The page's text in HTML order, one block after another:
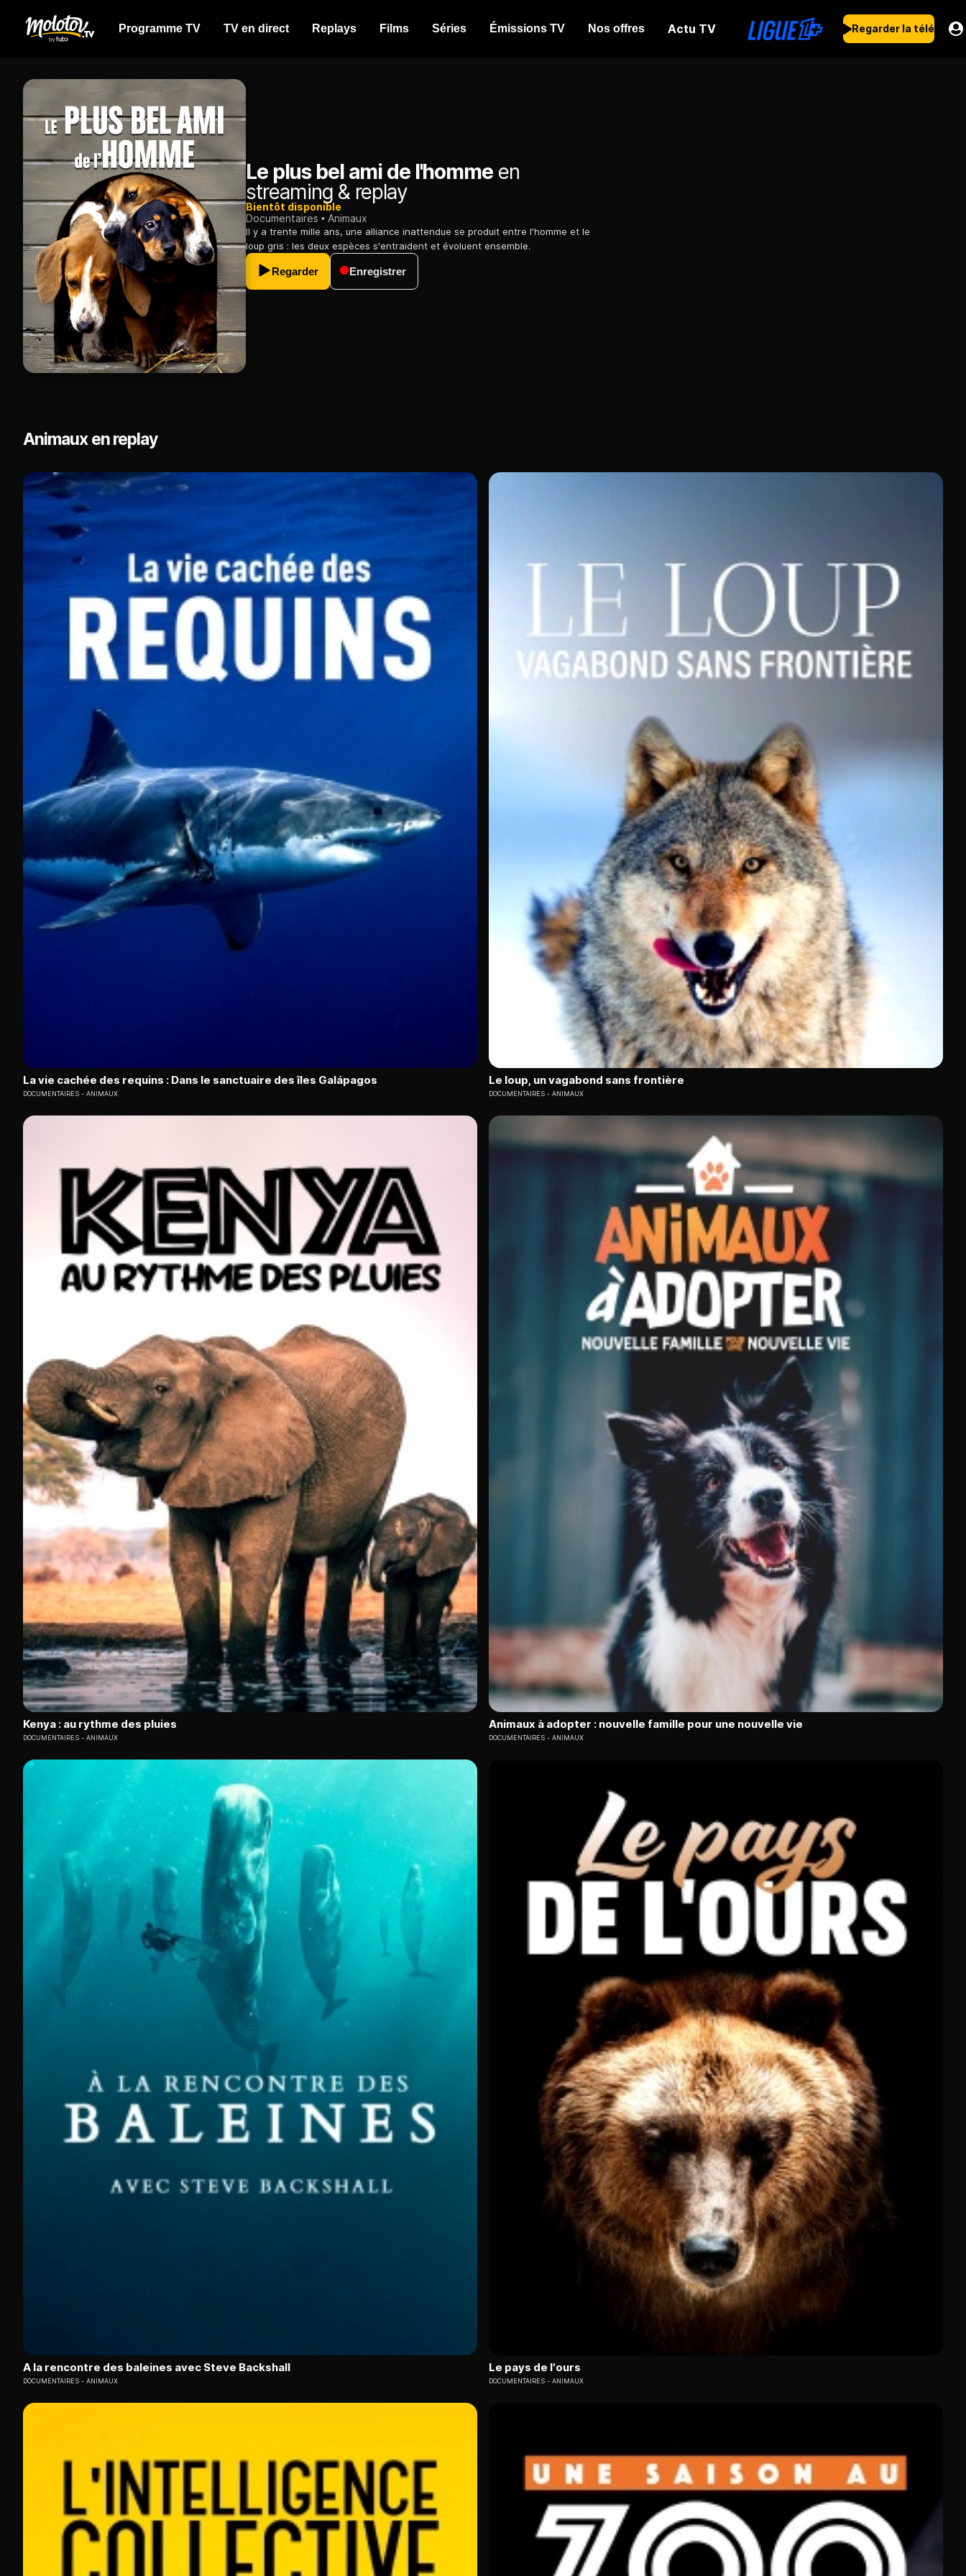
Programme TV TV en direct Replays Films Séries Émissions TV Nos offres Actu TV Regarder la télé
Le plus bel ami de l'hommeen
streaming & replay
Bientôt disponible
Documentaires
Animaux
Il y a trente mille ans, une alliance inattendue se produit entre l'homme et le
loup gris : les deux espèces s'entraident et évoluent ensemble.
Regarder Enregistrer
Animaux en replay
La vie cachée des requins : Dans le sanctuaire des îles Galápagos
DOCUMENTAIRES ANIMAUX
Le loup, un vagabond sans frontière
DOCUMENTAIRES ANIMAUX
Kenya : au rythme des pluies
DOCUMENTAIRES ANIMAUX
Animaux à adopter : nouvelle famille pour une nouvelle vie
DOCUMENTAIRES ANIMAUX
A la rencontre des baleines avec Steve Backshall
DOCUMENTAIRES ANIMAUX
Le pays de l'ours
DOCUMENTAIRES ANIMAUX